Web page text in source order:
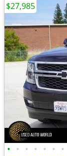
• • • • • • •
$27,985